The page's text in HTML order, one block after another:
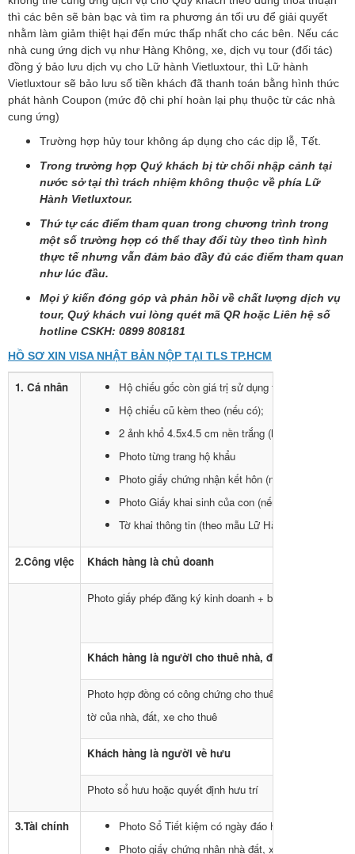
thì các bên sẽ bàn bạc và tìm ra phương án tối ưu để giải quyết
nhằm làm giảm thiệt hại đến mức thấp nhất cho các bên. Nếu các
nhà cung ứng dịch vụ như Hàng Không, xe, dịch vụ tour (đối tác)
đồng ý bảo lưu dịch vụ cho Lữ hành Vietluxtour, thì Lữ hành
Vietluxtour sẽ bảo lưu số tiền khách đã thanh toán bằng hình thức
phát hành Coupon (mức độ chi phí hoàn lại phụ thuộc từ các nhà
cung ứng)
Trường hợp hủy tour không áp dụng cho các dịp lễ, Tết.
Trong trường hợp Quý khách bị từ chối nhập cảnh tại
nước sở tại thì trách nhiệm không thuộc về phía Lữ
Hành Vietluxtour.
Thứ tự các điểm tham quan trong chương trình trong
một số trường hợp có thể thay đổi tùy theo tình hình
thực tế nhưng vẫn đảm bảo đầy đủ các điểm tham quan
như lúc đầu.
Mọi ý kiến đóng góp và phản hồi về chất lượng dịch vụ
tour, Quý khách vui lòng quét mã QR hoặc Liên hệ số
hotline CSKH: 0899 808181
HỒ SƠ XIN VISA NHẬT BẢN NỘP TẠI TLS TP.HCM
1. Cá nhân
Hộ chiếu gốc còn giá trị sử dụng trên 6 tháng
Hộ chiếu cũ kèm theo (nếu có);
2 ảnh khổ 4.5x4.5 cm nền trắng (hình chụp không
Photo từng trang hộ khẩu
Photo giấy chứng nhận kết hôn (nếu đã có gia
Photo Giấy khai sinh của con (nếu có con đi cùng)
Tờ khai thông tin (theo mẫu Lữ Hành Vietluxtour
2.Công việc Khách hàng là chủ doanh
Photo giấy phép đăng ký kinh doanh + biên lai nộp thuế
Khách hàng là người cho thuê nhà, đất, xe
Photo hợp đồng có công chứng cho thuê nhà, đất, xe,
tờ của nhà, đất, xe cho thuê
Khách hàng là người về hưu
Photo sổ hưu hoặc quyết định hưu trí
3.Tài chính
Photo Sổ Tiết kiệm có ngày đáo hạn sau ngày
Photo giấy chứng nhận nhà đất, xe hơi (nếu có).